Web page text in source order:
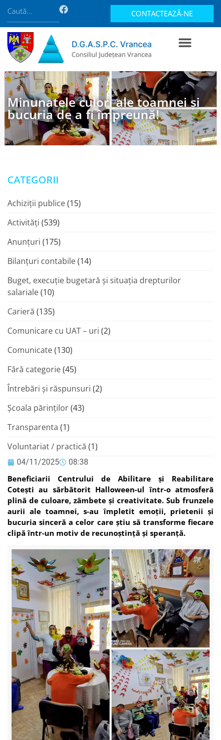
CONTACTEAZĂ-NE
Minunatele culori ale toamnei și
bucuria de a fi împreună!
04/11/2025 08:38
Beneficiarii Centrului de Abilitare și Reabilitare
Cotești au sărbătorit Halloween-ul într-o atmosferă
plină de culoare, zâmbete și creativitate. Sub frunzele
aurii ale toamnei, s-au împletit emoții, prietenii și
bucuria sinceră a celor care știu să transforme fiecare
clipă într-un motiv de recunoștință și speranță.
CATEGORII
Achiziții publice(15)
Activități (539)
Anunțuri (175)
Bilanțuri contabile(14)
Buget, execuție bugetară și situația drepturilor
salariale(10)
Carieră (135)
Comunicare cu UAT – uri (2)
Comunicate(130)
Fără categorie(45)
Întrebări și răspunsuri (2)
Şcoala părinţilor(43)
Transparenta (1)
Voluntariat / practică (1)